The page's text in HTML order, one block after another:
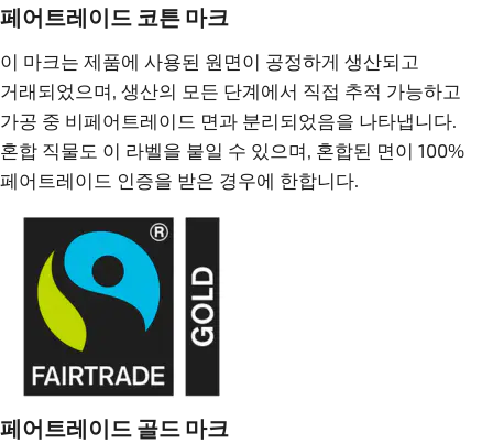
페어트레이드 코튼 마크
이 마크는 제품에 사용된 원면이 공정하게 생산되고
거래되었으며, 생산의 모든 단계에서 직접 추적 가능하고
가공 중 비페어트레이드 면과 분리되었음을 나타냅니다.
혼합 직물도 이 라벨을 붙일 수 있으며, 혼합된 면이 100%
페어트레이드 인증을 받은 경우에 한합니다.
페어트레이드 골드 마크